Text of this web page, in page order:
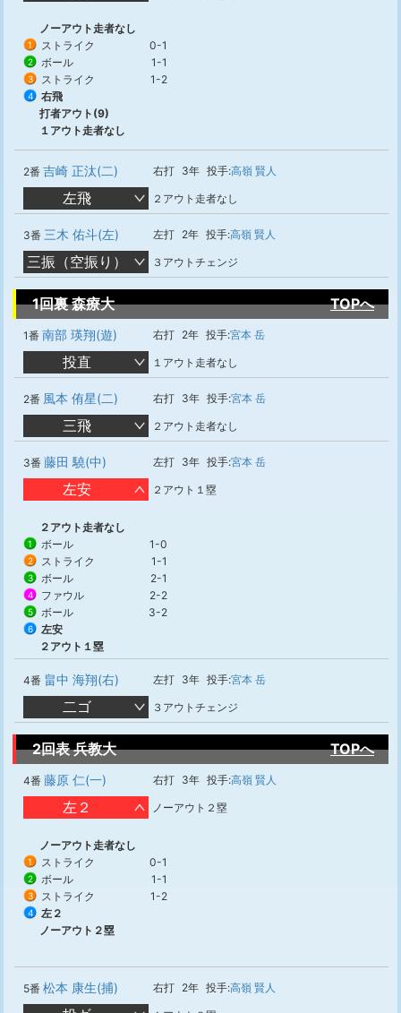
ノーアウト走者なし
1 ストライク 0-1
2 ボール 1-1
3 ストライク 1-2
4
右飛
打者アウト(9)
１アウト走者なし
2番 吉崎 正汰(二) 右打 3年 投手:高嶺 賢人
左飛 ２アウト走者なし
3番 三木 佑斗(左) 左打 2年 投手:高嶺 賢人
三振（空振り） ３アウトチェンジ
1回裏 森療大 TOPへ
1番 南部 瑛翔(遊) 右打 2年 投手:宮本 岳
投直 １アウト走者なし
2番 風本 侑星(二) 右打 3年 投手:宮本 岳
三飛 ２アウト走者なし
3番 藤田 驍(中) 左打 3年 投手:宮本 岳
左安 ２アウト１塁
２アウト走者なし
1 ボール 1-0
2 ストライク 1-1
3 ボール 2-1
4 ファウル 2-2
5 ボール 3-2
6
左安
２アウト１塁
4番 畠中 海翔(右) 左打 3年 投手:宮本 岳
二ゴ ３アウトチェンジ
2回表 兵教大 TOPへ
4番 藤原 仁(一) 右打 3年 投手:高嶺 賢人
左２ ノーアウト２塁
ノーアウト走者なし
1 ストライク 0-1
2 ボール 1-1
3 ストライク 1-2
4
左２
ノーアウト２塁
5番 松本 康生(捕) 右打 2年 投手:高嶺 賢人